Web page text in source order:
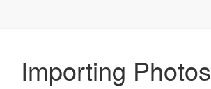
Importing Photos